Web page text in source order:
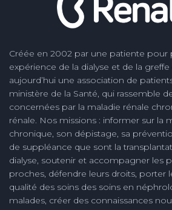
Créée en 2002 par une patiente pour
expérience de la dialyse et de la
aujourd’hui une association de
ministère de la Santé, qui rassemble
concernées par la maladie rénale
rénale. Nos missions : informer sur la
chronique, son dépistage, sa
de suppléance que sont la
dialyse, soutenir et accompagner les
proches, défendre leurs droits, porter
qualité des soins des soins en
malades, créer des connaissances